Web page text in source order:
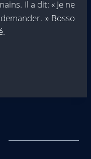
Il a dit: « Je ne
» Bosso